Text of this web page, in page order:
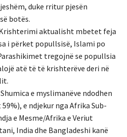
duke rritur pjesën
botës.
Krishterimi aktualisht mbetet feja
i përket popullsisë, Islami po
tregojnë se popullsia
atë të të krishterëve deri në
e myslimanëve ndodhen
e ndjekur nga Afrika Sub-
e Mesme/Afrika e Veriut
India dhe Bangladeshi kanë